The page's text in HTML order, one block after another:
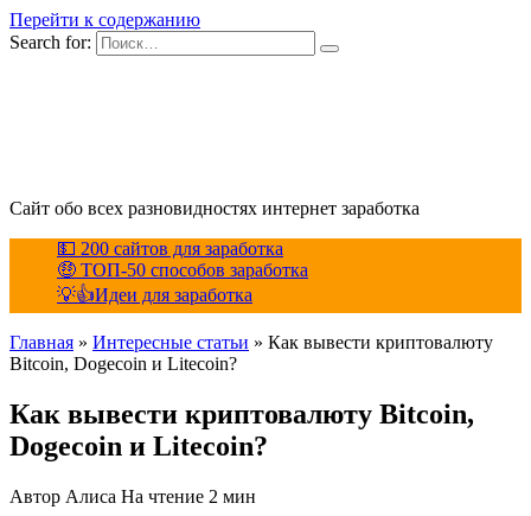
Перейти к содержанию
Search for:
Сайт обо всех разновидностях интернет заработка
💵 200 сайтов для заработка
🤑 ТОП-50 способов заработка
💡👍Идеи для заработка
Главная » Интересные статьи » Как вывести криптовалюту
Bitcoin, Dogecoin и Litecoin?
Как вывести криптовалюту Bitcoin,
Dogecoin и Litecoin?
Автор Алиса На чтение 2 мин